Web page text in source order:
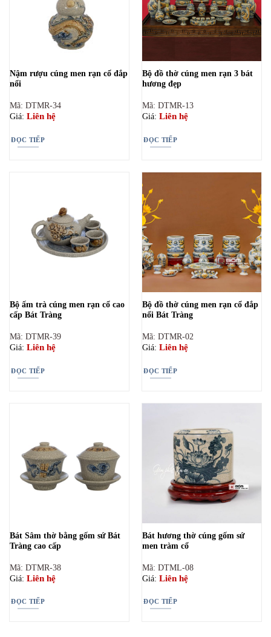
Nậm rượu cúng men rạn cổ đắp
nổi
Mã: DTMR-34
Giá: Liên hệ
ĐỌC TIẾP
Bộ đồ thờ cúng men rạn 3 bát
hương đẹp
Mã: DTMR-13
Giá: Liên hệ
ĐỌC TIẾP
Bộ ấm trà cúng men rạn cổ cao
cấp Bát Tràng
Mã: DTMR-39
Giá: Liên hệ
ĐỌC TIẾP
Bộ đồ thờ cúng men rạn cổ đắp
nổi Bát Tràng
Mã: DTMR-02
Giá: Liên hệ
ĐỌC TIẾP
Bát Sâm thờ bằng gốm sứ Bát
Tràng cao cấp
Mã: DTMR-38
Giá: Liên hệ
ĐỌC TIẾP
Bát hương thờ cúng gốm sứ
men tràm cổ
Mã: DTML-08
Giá: Liên hệ
ĐỌC TIẾP